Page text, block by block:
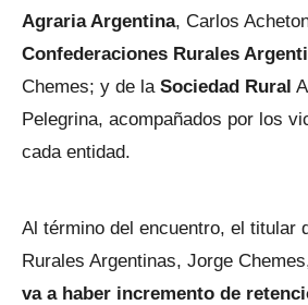
Agraria Argentina, Carlos
Confederaciones Rurales
Chemes; y de laSociedad Rural
Pelegrina, acompañados por los
cada entidad.
Al término del encuentro, el titular
Rurales Argentinas, Jorge
va a haber incremento de